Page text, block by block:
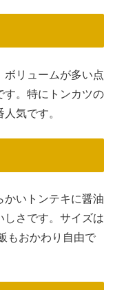
ボリュームが多い点
す。特にトンカツの
気です。
かいトンテキに醤油
しさです。サイズは
もおかわり自由で